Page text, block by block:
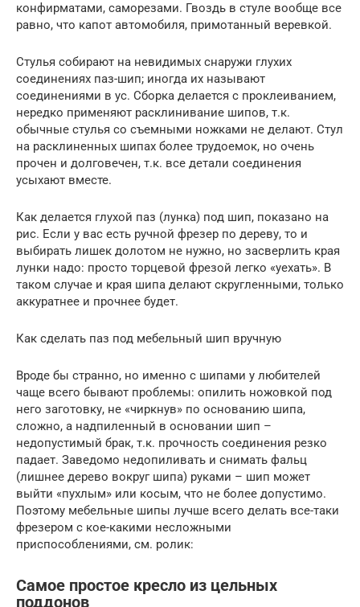
конфирматами, саморезами. Гвоздь в стуле вообще все
равно, что капот автомобиля, примотанный веревкой.
Стулья собирают на невидимых снаружи глухих
соединениях паз-шип; иногда их называют
соединениями в ус. Сборка делается с проклеиванием,
нередко применяют расклинивание шипов, т.к.
обычные стулья со съемными ножками не делают. Стул
на расклиненных шипах более трудоемок, но очень
прочен и долговечен, т.к. все детали соединения
усыхают вместе.
Как делается глухой паз (лунка) под шип, показано на
рис. Если у вас есть ручной фрезер по дереву, то и
выбирать лишек долотом не нужно, но засверлить края
лунки надо: просто торцевой фрезой легко «уехать». В
таком случае и края шипа делают скругленными, только
аккуратнее и прочнее будет.
Как сделать паз под мебельный шип вручную
Вроде бы странно, но именно с шипами у любителей
чаще всего бывают проблемы: опилить ножовкой под
него заготовку, не «чиркнув» по основанию шипа,
сложно, а надпиленный в основании шип –
недопустимый брак, т.к. прочность соединения резко
падает. Заведомо недопиливать и снимать фальц
(лишнее дерево вокруг шипа) руками – шип может
выйти «пухлым» или косым, что не более допустимо.
Поэтому мебельные шипы лучше всего делать все-таки
фрезером с кое-какими несложными
приспособлениями, см. ролик:
Самое простое кресло из цельных
поддонов